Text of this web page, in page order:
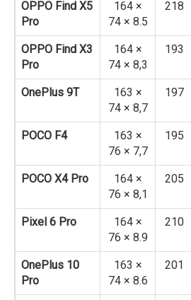
OPPO Find X5
Pro
164 ×
74 × 8.5
218
OPPO Find X3
Pro
164 ×
74 × 8,3
193
OnePlus 9T
163 ×
74 × 8,7
197
POCO F4
163 ×
76 × 7,7
195
POCO X4 Pro
164 ×
76 × 8,1
205
Pixel 6 Pro
164 ×
76 × 8.9
210
OnePlus 10
Pro
163 ×
74 × 8.6
201